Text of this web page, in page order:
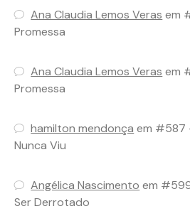
Ana Claudia Lemos Veras em
Promessa
Ana Claudia Lemos Veras em
Promessa
hamilton mendonça em #587
Nunca Viu
Angélica Nascimento em
Ser Derrotado